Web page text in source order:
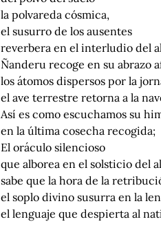
la polvareda cósmica,
el susurro de los ausentes
reverbera en el interludio del
Ñanderu recoge en su abrazo
los átomos dispersos por la
el ave terrestre retorna a la
Así es como escuchamos su
en la última cosecha recogida;
El oráculo silencioso
que alborea en el solsticio del
sabe que la hora de la
el soplo divino susurra en la
el lenguaje que despierta al